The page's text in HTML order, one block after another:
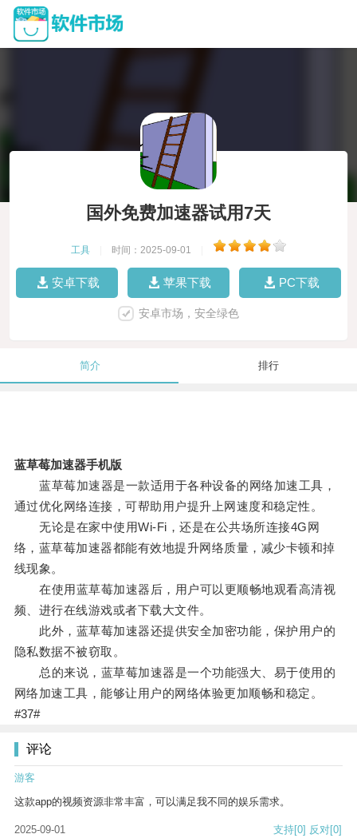
国外免费加速器试用7天
工具 时间：2025-09-01
安卓下载 苹果下载 PC下载
安卓市场，安全绿色
简介 排行
蓝草莓加速器手机版
蓝草莓加速器是一款适用于各种设备的网络加速工具，
通过优化网络连接，可帮助用户提升上网速度和稳定性。
无论是在家中使用Wi-Fi，还是在公共场所连接4G网
络，蓝草莓加速器都能有效地提升网络质量，减少卡顿和掉
线现象。
在使用蓝草莓加速器后，用户可以更顺畅地观看高清视
频、进行在线游戏或者下载大文件。
此外，蓝草莓加速器还提供安全加密功能，保护用户的
隐私数据不被窃取。
总的来说，蓝草莓加速器是一个功能强大、易于使用的
网络加速工具，能够让用户的网络体验更加顺畅和稳定。
#37#
评论
游客
这款app的视频资源非常丰富，可以满足我不同的娱乐需求。
2025-09-01 支持[0] 反对[0]